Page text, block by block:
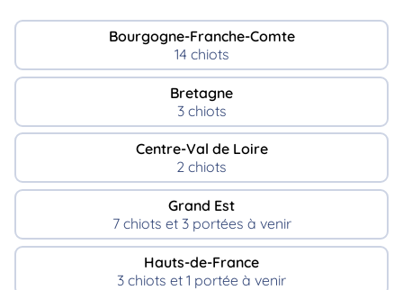
Bourgogne-Franche-Comte
14 chiots
Bretagne
3 chiots
Centre-Val de Loire
2 chiots
Grand Est
7 chiots et 3 portées à venir
Hauts-de-France
3 chiots et 1 portée à venir